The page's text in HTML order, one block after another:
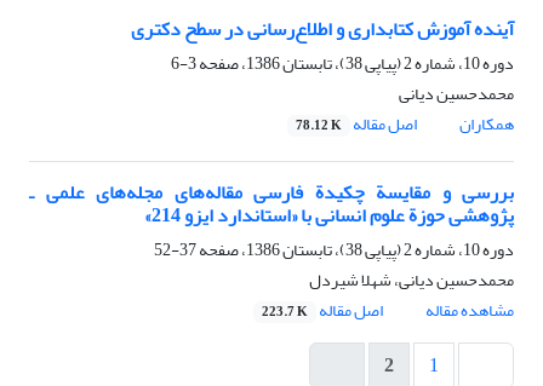
آینده آموزش کتابداری و اطلاع‌رسانی در سطح دکتری
دوره 10، شماره 2 (پیاپی 38)، تابستان 1386، صفحه
3-6
محمدحسین دیانی
همکاران
اصل مقاله 78.12 K
بررسی و مقایسة چکیدة فارسی مقاله‌های مجله‌های علمی ـ
پژوهشی حوزة علوم انسانی با «استاندارد ایزو 214»
دوره 10، شماره 2 (پیاپی 38)، تابستان 1386، صفحه
37-52
محمدحسین دیانی، شهلا شیردل
مشاهده مقاله
اصل مقاله 223.7 K
1
2